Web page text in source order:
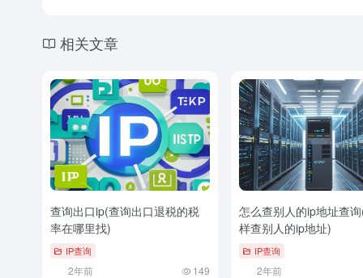
相关文章
查询出口ip(查询出口退税的税
率在哪里找)
IP查询
2年前 149
怎么查别人的ip地址查
样查别人的ip地址)
IP查询
2年前